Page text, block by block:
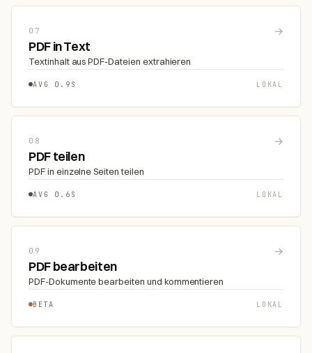
07 →
PDF in Text
Textinhalt aus PDF-Dateien extrahieren
AVG 0.9S LOKAL
08 →
PDF teilen
PDF in einzelne Seiten teilen
AVG 0.6S LOKAL
09 →
PDF bearbeiten
PDF-Dokumente bearbeiten und kommentieren
BETA LOKAL